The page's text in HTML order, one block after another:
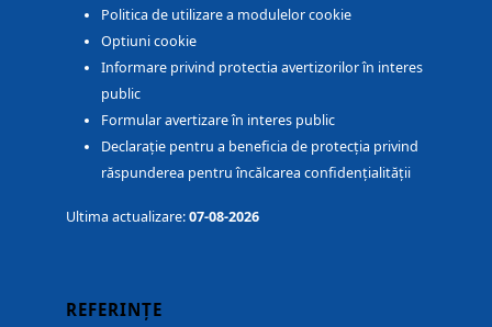
Politica de utilizare a modulelor cookie
Optiuni cookie
Informare privind protectia avertizorilor în interes
public
Formular avertizare în interes public
Declarație pentru a beneficia de protecția privind
răspunderea pentru încălcarea confidențialității
Ultima actualizare:07-08-2026
REFERINȚE